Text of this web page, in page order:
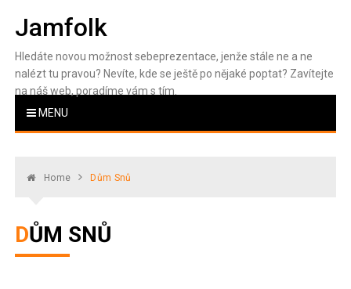
Jamfolk
Hledáte novou možnost sebeprezentace, jenže stále ne a ne
nalézt tu pravou? Nevíte, kde se ještě po nějaké poptat? Zavítejte
na náš web, poradíme vám s tím.
MENU
Home Dům Snů
DŮM SNŮ